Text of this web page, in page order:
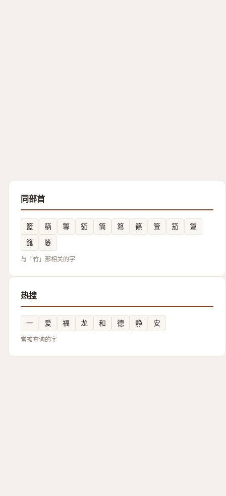
同部首
籃 䈫 篿 筎 筒 䉣 篠 箮 笳
䉡
簬
䈦
与「竹」部相关的字
热搜
一 爱 福 龙 和 德 静 安
常被查询的字